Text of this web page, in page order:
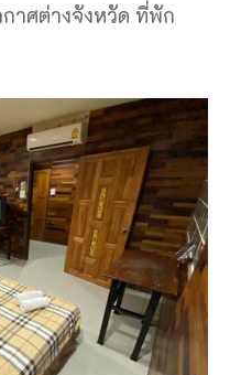
าศต่างจังหวัด ที่พัก